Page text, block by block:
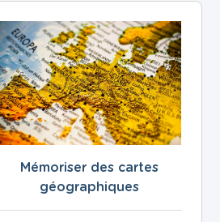
Mémoriser des cartes
géographiques